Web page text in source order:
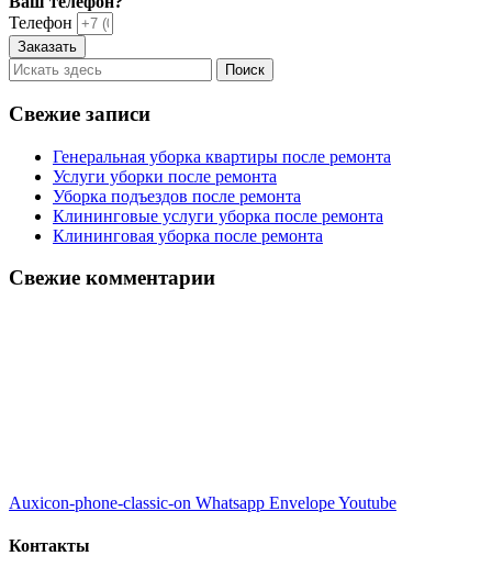
Телефон
Заказать
Свежие записи
Генеральная уборка квартиры после ремонта
Услуги уборки после ремонта
Уборка подъездов после ремонта
Клининговые услуги уборка после ремонта
Клининговая уборка после ремонта
Свежие комментарии
Auxicon-phone-classic-on Whatsapp EnvelopeYoutube
Контакты